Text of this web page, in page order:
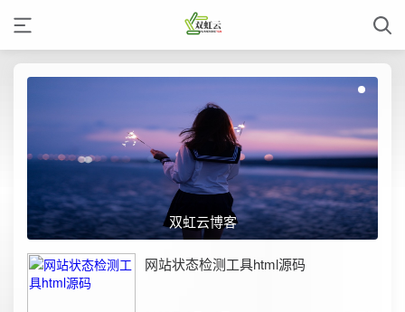
双虹云博客
网站状态检测工具html源码